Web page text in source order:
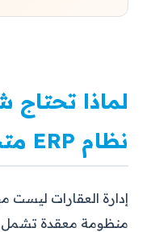
لماذا تحتاج
نظام ERP متخصص؟
إدارة العقارات ليست
منظومة معقدة تشمل